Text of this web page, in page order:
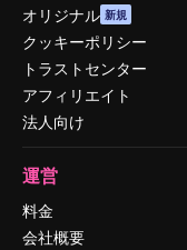
オリジナル 新規
クッキーポリシー
トラストセンター
アフィリエイト
法人向け
運営
料金
会社概要